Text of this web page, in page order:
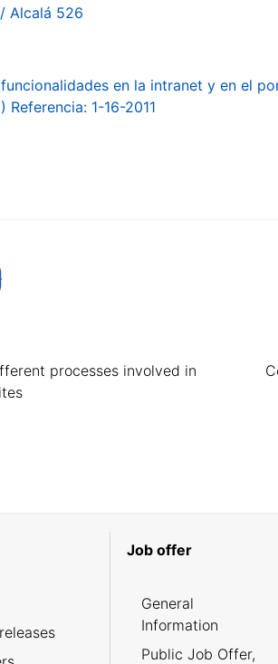
Alcalá 526
en la intranet y en el
Referencia: 1-16-2011
processes involved in
Job offer
General
Information
Public Job Offer,